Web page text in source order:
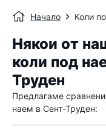
Начало Коли
Някои от
коли под
Труден
Предлагаме
наем в Сент-Труден: